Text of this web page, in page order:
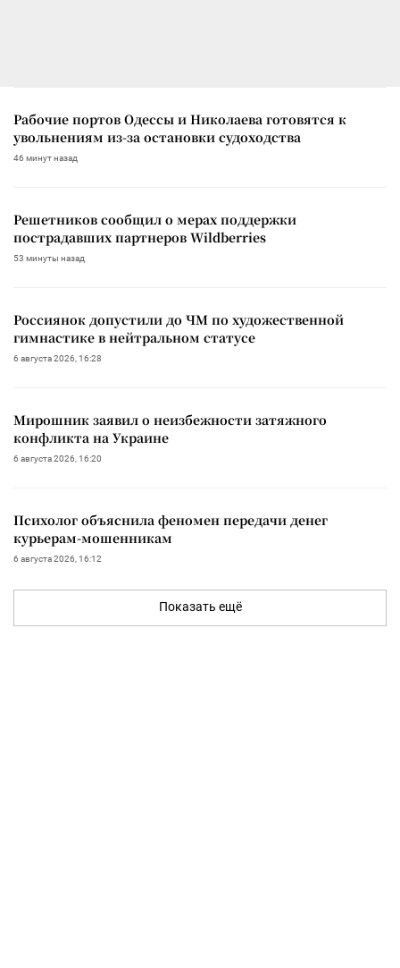
Рабочие портов Одессы и Николаева готовятся к
увольнениям из-за остановки судоходства
46 минут назад
Решетников сообщил о мерах поддержки
пострадавших партнеров Wildberries
53 минуты назад
Россиянок допустили до ЧМ по художественной
гимнастике в нейтральном статусе
6 августа 2026, 16:28
Мирошник заявил о неизбежности затяжного
конфликта на Украине
6 августа 2026, 16:20
Психолог объяснила феномен передачи денег
курьерам-мошенникам
6 августа 2026, 16:12
Показать ещё